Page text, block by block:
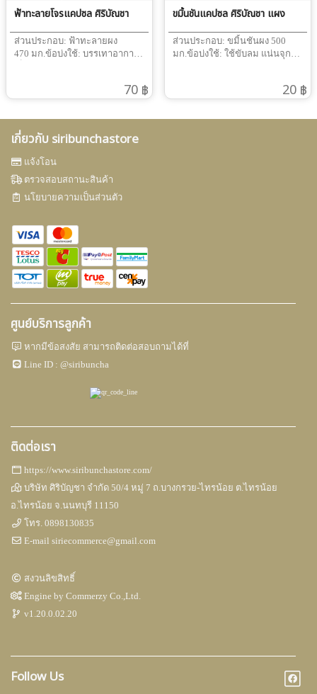
ฟ้าทะลายโจรแคปซูล ศิริบัญชา
ขวด 60 เม็ด
ส่วนประกอบ: ฟ้าทะลายผง
470 มก.ข้อบ่งใช้: บรรเทาอาการ
“ศิริบัญชา แทนความห่วงใย”70 ฿
ขมิ้นชันแคปซูล ศิริบัญชา แผง
10เม็ด
ส่วนประกอบ: ขมิ้นชันผง 500
มก.ข้อบ่งใช้: ใช้ขับลม แน่นจุก
20 ฿
เกี่ยวกับ siribunchastore
แจ้งโอน
ตรวจสอบสถานะสินค้า
นโยบายความเป็นส่วนตัว
ศูนย์บริการลูกค้า
หากมีข้อสงสัย สามารถติดต่อสอบถามได้ที่
Line ID :@siribuncha
ติดต่อเรา
https://www.siribunchastore.com/
บริษัท ศิริบัญชา จำกัด 50/4 หมู่ 7 ถ.บางกรวย-ไทรน้อย ต.ไทรน้อย
อ.ไทรน้อย จ.นนทบุรี 11150
โทร.0898130835
E-mailsiriecommerce@gmail.com
สงวนลิขสิทธิ์
Engine byCommerzy Co.,Ltd.
v1.20.0.02.20
Follow Us